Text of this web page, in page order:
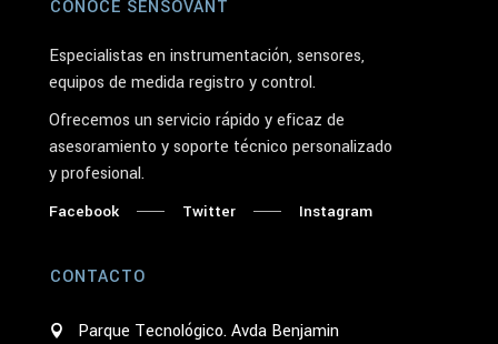
CONOCE SENSOVANT
Especialistas en instrumentación, sensores,
equipos de medida registro y control.
Ofrecemos un servicio rápido y eficaz de
asesoramiento y soporte técnico personalizado
y profesional.
Facebook Twitter Instagram
CONTACTO
Parque Tecnológico. Avda Benjamin